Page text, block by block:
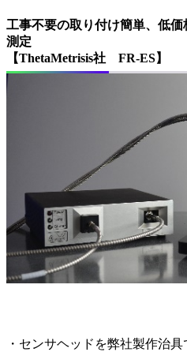
工事不要の取り付け簡単、低
測定
【ThetaMetrisis社 FR-ES】
・センサヘッドを弊社製作治